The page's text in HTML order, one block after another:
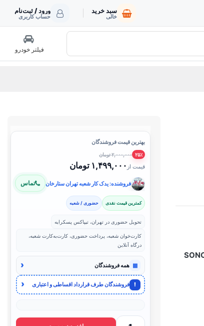
سبد خرید
خالی
ورود / ثبت‌نام
حساب کاربری
فیلتر خودرو
بهترین قیمت فروشندگان
۲۵٪ ۲,۰۰۰,۰۰۰ تومان
قیمت از ۱,۴۹۹,۰۰۰ تومان
فروشنده: یدک کار شعبه تهران ستارخان تماس
کمترین قیمت نقدی حضوری / شعبه
تحویل حضوری در تهران، تیپاکس پسکرایه
کارت‌خوان شعبه، پرداخت حضوری، کارت‌به‌کارت شعبه،
درگاه آنلاین
▦ همه فروشندگان ‹
! فروشندگان طرف قرارداد اقساطی و اعتباری ‹